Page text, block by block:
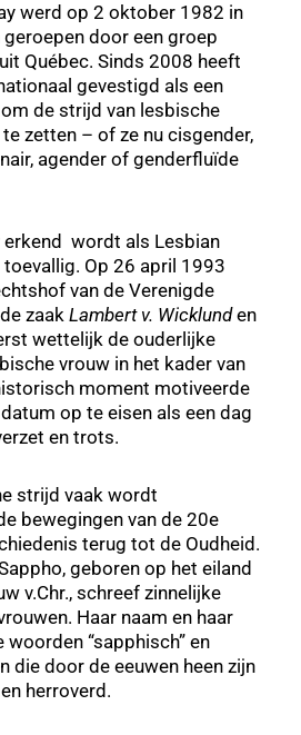
werd op 2 oktober 1982 in
geroepen door een groep
Québec. Sinds 2008 heeft
gevestigd als een
de strijd van lesbische
zetten – of ze nu cisgender,
agender of genderfluïde
erkend wordt als Lesbian
Op 26 april 1993
van de Verenigde
zaakLambert v. Wicklunden
wettelijk de ouderlijke
vrouw in het kader van
moment motiveerde
op te eisen als een dag
en trots.
strijd vaak wordt
bewegingen van de 20e
terug tot de Oudheid.
geboren op het eiland
v.Chr., schreef zinnelijke
Haar naam en haar
“sapphisch” en
die door de eeuwen heen zijn
herroverd.